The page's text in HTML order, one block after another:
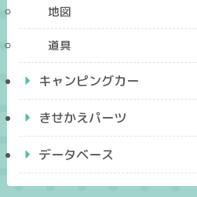
地図
道具
キャンピングカー
きせかえパーツ
データベース